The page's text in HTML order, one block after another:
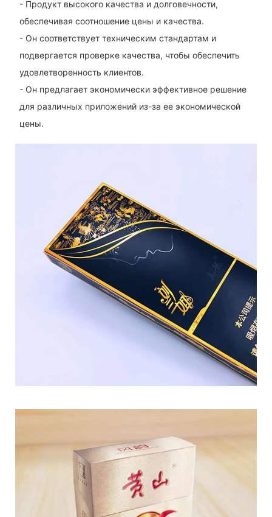
- Продукт высокого качества и долговечности,
обеспечивая соотношение цены и качества.
- Он соответствует техническим стандартам и
подвергается проверке качества, чтобы обеспечить
удовлетворенность клиентов.
- Он предлагает экономически эффективное решение
для различных приложений из-за ее экономической
цены.